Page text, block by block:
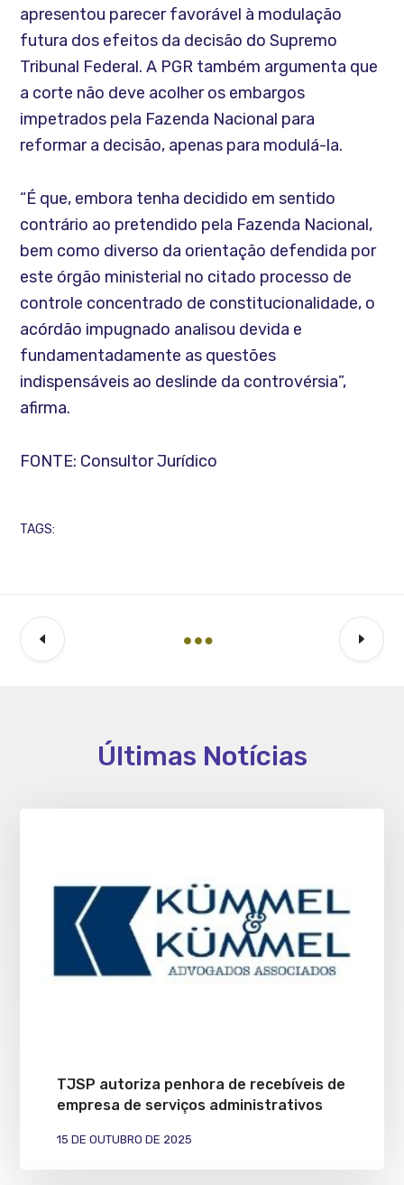
apresentou parecer favorável à modulação
futura dos efeitos da decisão do Supremo
Tribunal Federal. A PGR também argumenta que
a corte não deve acolher os embargos
impetrados pela Fazenda Nacional para
reformar a decisão, apenas para modulá-la.
“É que, embora tenha decidido em sentido
contrário ao pretendido pela Fazenda Nacional,
bem como diverso da orientação defendida por
este órgão ministerial no citado processo de
controle concentrado de constitucionalidade, o
acórdão impugnado analisou devida e
fundamentadamente as questões
indispensáveis ao deslinde da controvérsia”,
afirma.
FONTE: Consultor Jurídico
TAGS:
Últimas Notícias
TJSP autoriza penhora de recebíveis de
empresa de serviços administrativos
15 DE OUTUBRO DE 2025